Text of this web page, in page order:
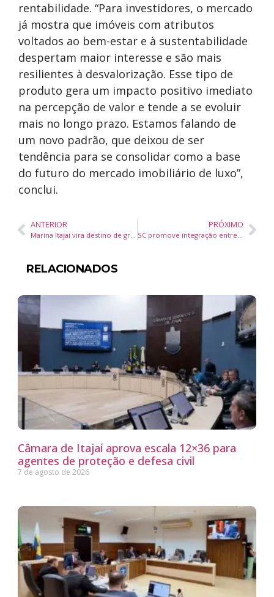
rentabilidade. “Para investidores, o mercado
já mostra que imóveis com atributos
voltados ao bem-estar e à sustentabilidade
despertam maior interesse e são mais
resilientes à desvalorização. Esse tipo de
produto gera um impacto positivo imediato
na percepção de valor e tende a se evoluir
mais no longo prazo. Estamos falando de
um novo padrão, que deixou de ser
tendência para se consolidar como a base
do futuro do mercado imobiliário de luxo”,
conclui.
ANTERIOR
Marina Itajaí vira destino de grandes eventos e prevê aumento de 30% na agenda em 2025
PRÓXIMO
SC promove integração entre família e educação neste sábado (12)
RELACIONADOS
Câmara de Itajaí aprova escala 12×36 para
agentes de proteção e defesa civil
7 de agosto de 2026